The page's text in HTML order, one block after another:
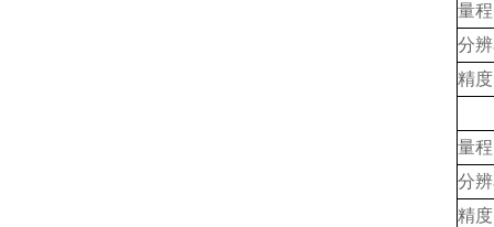
量程
分
精
量程
分
精